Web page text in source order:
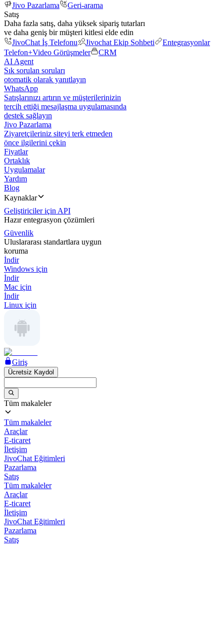
Jivo Pazarlama
Geri-arama
Satış
Daha fazla satış, daha yüksek sipariş tutarları
ve daha geniş bir müşteri kitlesi elde edin
JivoChat İş Telefonu
Jivochat Ekip Sohbeti
Entegrasyonlar
Telefon+Video Görüşmeler
CRM
AI Agent
Sık sorulan soruları
otomatik olarak yanıtlayın
WhatsApp
Satışlarınızı artırın ve müşterilerinizin
tercih ettiği mesajlaşma uygulamasında
destek sağlayın
Jivo Pazarlama
Ziyaretçileriniz siteyi terk etmeden
önce ilgilerini çekin
Fiyatlar
Ortaklık
Uygulamalar
Yardım
Blog
Kaynaklar
Geliştiriciler için API
Hazır entegrasyon çözümleri
Güvenlik
Uluslararası standartlara uygun
koruma
İndir
Windows için
İndir
Mac için
İndir
Linux için
Giriş
Ücretsiz Kaydol
Tüm makaleler
Tüm makaleler
Araçlar
E-ticaret
İletişim
JivoChat Eğitimleri
Pazarlama
Satış
Tüm makaleler
Araçlar
E-ticaret
İletişim
JivoChat Eğitimleri
Pazarlama
Satış